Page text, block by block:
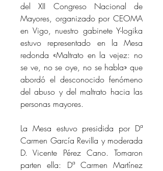
del XII Congreso Nacional de
Mayores, organizado por CEOMA
en Vigo, nuestro gabinete Y-logika
estuvo representado en la Mesa
redonda «Maltrato en la vejez: no
se ve, no se oye, no se habla» que
abordó el desconocido fenómeno
del abuso y del maltrato hacia las
personas mayores.
La Mesa estuvo presidida por Dª
Carmen García Revilla y moderada
D. Vicente Pérez Cano. Tomaron
parten ella: Dª Carmen Martínez